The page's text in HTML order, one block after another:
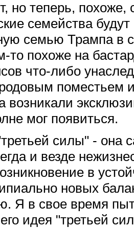
но теперь, похоже,
семейства
семью Трампа в
то похоже на
что-либо
поместьем
возникали
мог появиться.
силы" - она
и везде
в
новых
Я в свое время
идея "третьей